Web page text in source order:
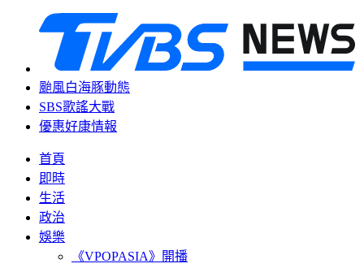
颱風白海豚動態
SBS歌謠大戰
優惠好康情報
首頁
即時
生活
政治
娛樂
《VPOPASIA》開播